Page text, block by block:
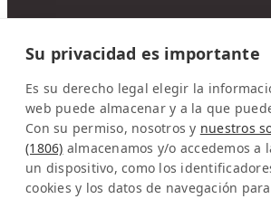
Latinconnect
a/o DMC Systems SA
Sabana Sur, Calle 66
Edificio ARA Tours
10108 San José
Costa Rica
Su privacidad es importante
Es su derecho legal elegir la
web puede almacenar y a la que
Con su permiso, nosotros y nuestros
(1806) almacenamos y/o accedemos a
un dispositivo, como los
cookies y los datos de navegación